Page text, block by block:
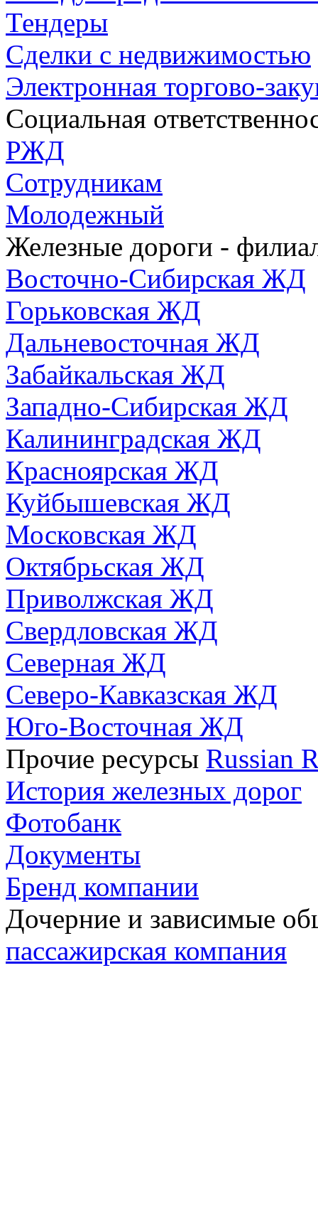
Тендеры
Сделки с недвижимостью
Электронная торгово-
Социальная
РЖД
Сотрудникам
Молодежный
Железные дороги -
Восточно-Сибирская ЖД
Горьковская ЖД
Дальневосточная ЖД
Забайкальская ЖД
Западно-Сибирская ЖД
Калининградская ЖД
Красноярская ЖД
Куйбышевская ЖД
Московская ЖД
Октябрьская ЖД
Приволжская ЖД
Свердловская ЖД
Северная ЖД
Северо-Кавказская ЖД
Юго-Восточная ЖД
Прочие ресурсы Russian
История железных дорог
Фотобанк
Документы
Бренд компании
Дочерние и зависимые
пассажирская компания